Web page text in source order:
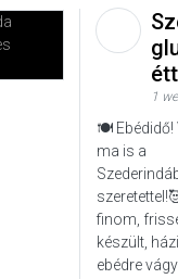
1
🍽️ Ebédidő!
ma is a
finom,
készült,
ebédre